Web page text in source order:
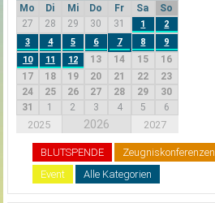
Mo Di Mi Do Fr Sa
So
27
28 29 30 31 1
2
3
4 5 6 7 8
9
10
11 12 13 14 15
16
17
18 19 20 21 22
23
24
25 26 27 28 29
30
31
1 2 3 4 5 6
2025 2026 2027
BLUTSPENDE Zeugniskonferenzen
Event
Alle Kategorien